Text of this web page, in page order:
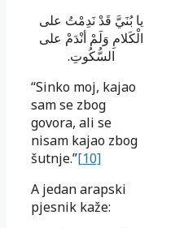
يا بُنَيَّ قَدْ نَدِمْتُ على
الْكَلامِ وَلَمْ أنْدَمْ على
السُّكُوتِ.
“Sinko moj, kajao
sam se zbog
govora, ali se
nisam kajao zbog
šutnje.”[10]
A jedan arapski
pjesnik kaže: